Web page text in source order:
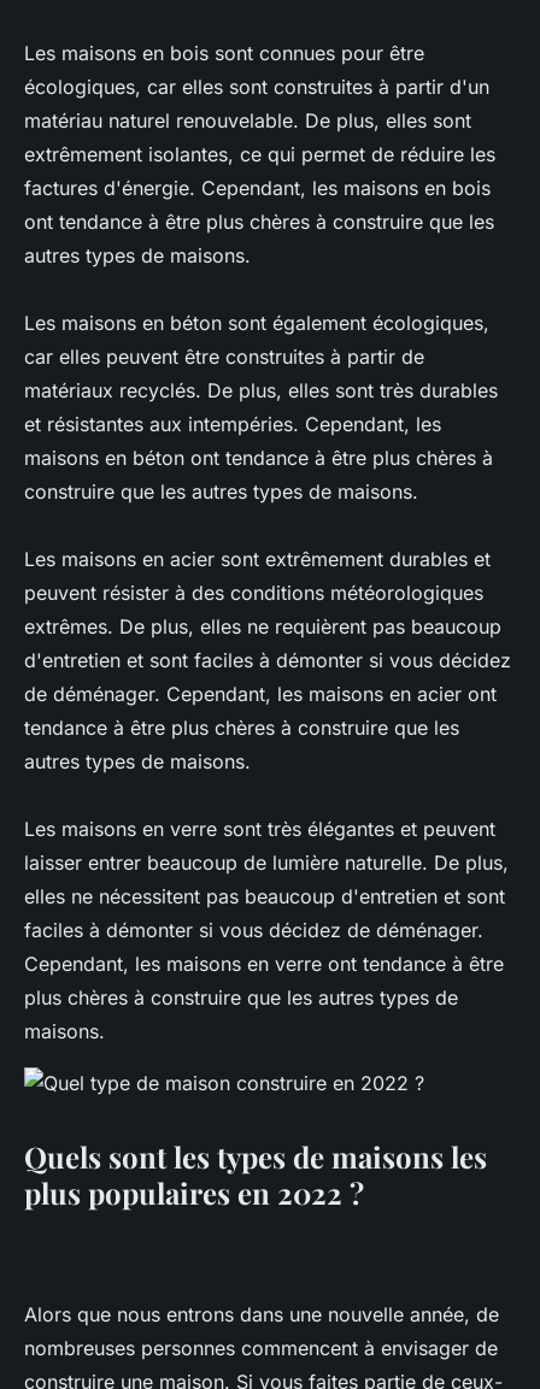
Les maisons en bois sont connues pour être
écologiques, car elles sont construites à partir d'un
matériau naturel renouvelable. De plus, elles sont
extrêmement isolantes, ce qui permet de réduire les
factures d'énergie. Cependant, les maisons en bois
ont tendance à être plus chères à construire que les
autres types de maisons.
Les maisons en béton sont également écologiques,
car elles peuvent être construites à partir de
matériaux recyclés. De plus, elles sont très durables
et résistantes aux intempéries. Cependant, les
maisons en béton ont tendance à être plus chères à
construire que les autres types de maisons.
Les maisons en acier sont extrêmement durables et
peuvent résister à des conditions météorologiques
extrêmes. De plus, elles ne requièrent pas beaucoup
d'entretien et sont faciles à démonter si vous décidez
de déménager. Cependant, les maisons en acier ont
tendance à être plus chères à construire que les
autres types de maisons.
Les maisons en verre sont très élégantes et peuvent
laisser entrer beaucoup de lumière naturelle. De plus,
elles ne nécessitent pas beaucoup d'entretien et sont
faciles à démonter si vous décidez de déménager.
Cependant, les maisons en verre ont tendance à être
plus chères à construire que les autres types de
maisons.
Quels sont les types de maisons les
plus populaires en 2022 ?
Alors que nous entrons dans une nouvelle année, de
nombreuses personnes commencent à envisager de
construire une maison. Si vous faites partie de ceux-